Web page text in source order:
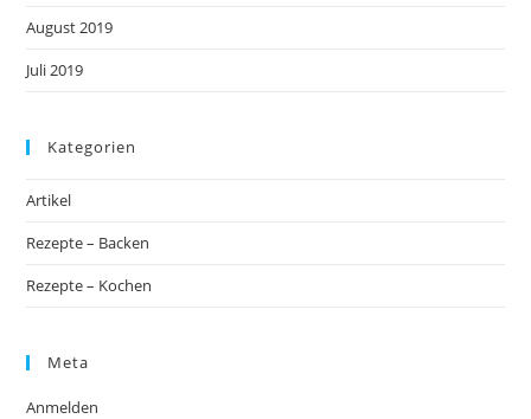
August 2019
Juli 2019
Kategorien
Artikel
Rezepte – Backen
Rezepte – Kochen
Meta
Anmelden